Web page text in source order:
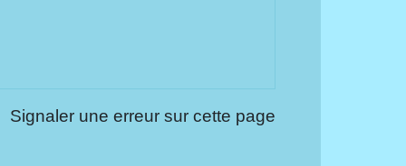
Signaler une erreur sur cette page